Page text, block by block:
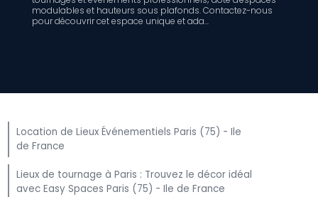
modulables et hauteurs sous plafonds. Contactez-nous
pour découvrir cet espace unique et ada...
Location de Lieux Événementiels Paris (75) - Ile
de France
Lieux de tournage à Paris : Trouvez le décor idéal
avec Easy Spaces Paris (75) - Ile de France